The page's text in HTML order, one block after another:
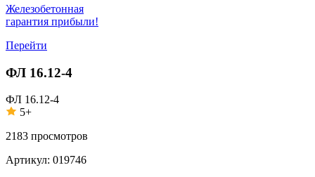
Железобетонная
гарантия прибыли!
Перейти
ФЛ 16.12-4
ФЛ 16.12-4
5+
2183 просмотров
Артикул: 019746